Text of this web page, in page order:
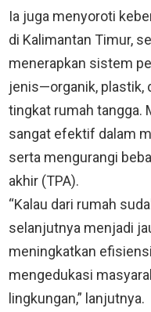
Ia juga menyoroti
di Kalimantan Timur,
menerapkan sistem
jenis—organik, plastik,
tingkat rumah tangga.
sangat efektif dalam
serta mengurangi
akhir (TPA).
“Kalau dari rumah
selanjutnya menjadi
meningkatkan
mengedukasi
lingkungan,” lanjutnya.